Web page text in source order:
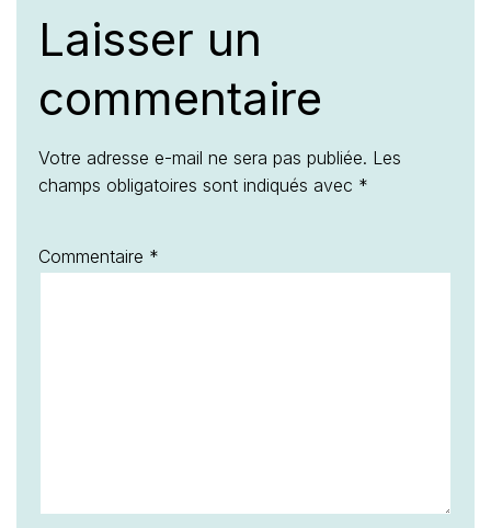
Laisser un
commentaire
Votre adresse e-mail ne sera pas publiée. Les
champs obligatoires sont indiqués avec *
Commentaire *